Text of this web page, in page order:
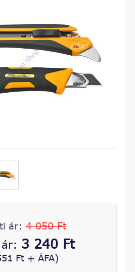
ár: 4 050 Ft
3 240 Ft
Ft + ÁFA)